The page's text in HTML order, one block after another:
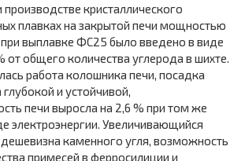
производстве кри­сталлического
плавках на закры­той печи мощностью
выплавке ФС25 было введено в виде
от общего количест­ва углерода в шихте.
работа колош­ника печи, посадка
и устойчи­вой,
печи выросла на 2,6 % при том же
электроэнергии. Увеличивающийся
каменного угля, возможность
примесей в ферросилиции и